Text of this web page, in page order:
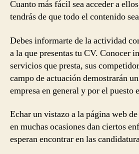
Cuanto más fácil sea acceder a
tendrás de que todo el contenido
Debes informarte de la actividad
a la que presentas tu CV. Conocer
servicios que presta, sus
campo de actuación demostrarán
empresa en general y por el puesto
Echar un vistazo a la página web
en muchas ocasiones dan ciertos
esperan encontrar en las